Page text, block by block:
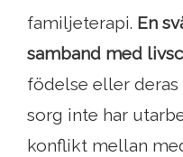
familjeterapi. En
samband med
födelse eller
sorg inte har
konflikt mellan